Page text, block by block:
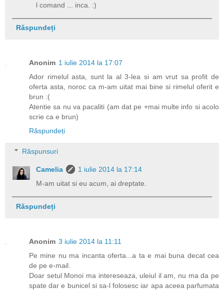
l comand ... inca. :)
Răspundeți
Anonim 1 iulie 2014 la 17:07
Ador rimelul asta, sunt la al 3-lea si am vrut sa profit de
oferta asta, noroc ca m-am uitat mai bine si rimelul oferit e
brun :(
Atentie sa nu va pacaliti (am dat pe +mai multe info si acolo
scrie ca e brun)
Răspundeți
Răspunsuri
Camelia
1 iulie 2014 la 17:14
M-am uitat si eu acum, ai dreptate.
Răspundeți
Anonim 3 iulie 2014 la 11:11
Pe mine nu ma incanta oferta...a ta e mai buna decat cea
de pe e-mail.
Doar setul Monoi ma intereseaza, uleiul il am, nu ma da pe
spate dar e bunicel si sa-l folosesc iar apa aceea parfumata